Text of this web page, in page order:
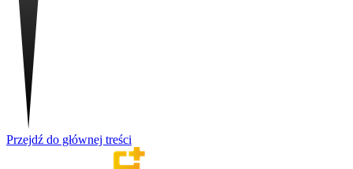
Przejdź do głównej treści